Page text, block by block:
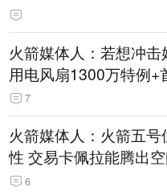
火箭媒体人：若想冲击
用电风扇1300万特例+
7
火箭媒体人：火箭五
性 交易卡佩拉能腾出
6